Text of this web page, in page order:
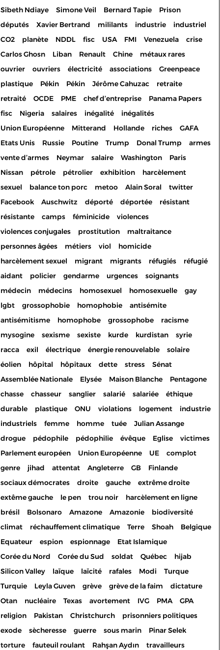
Sibeth Ndiaye
Simone Veil Bernard Tapie
Prison
députés
Xavier Bertrand mililants industrie
industriel
CO2
planète NDDL fisc USA FMI Venezuela
crise
Carlos Ghosn
Liban Renault Chine
métaux rares
ouvrier
ouvriers électricité associations
Greenpeace
plastique
Pékin Pékin Jérôme Cahuzac
retraite
retraité
OCDE PME chef d’entreprise
Panama Papers
fisc
Nigeria salaires inégalité
inégalités
Union Européenne
Mitterand Hollande riches
GAFA
Etats Unis
Russie Poutine Trump Donal Trump
armes
vente d’armes
Neymar salaire Washington
Paris
Nissan
pétrole pétrolier exhibition
harcèlement
sexuel
balance ton porc metoo Alain Soral
twitter
Facebook
Auschwitz déporté déportée
résistant
résistante
camps féminicide
violences
violences conjugales
prostitution
maltraitance
personnes âgées
métiers viol
homicide
harcèlement sexuel
migrant migrants réfugiés
réfugié
aidant
policier gendarme urgences
soignants
médecin
médecins homosexuel homosexuelle
gay
lgbt
grossophobie homophobie
antisémite
antisémitisme
homophobe grossophobe
racisme
mysogine
sexisme sexiste kurde kurdistan
syrie
racca
exil électrique énergie renouvelable
solaire
éolien
hôpital hôpitaux dette stress
Sénat
Assemblée Nationale
Elysée Maison Blanche
Pentagone
chasse
chasseur sanglier salarié salariée
éthique
durable
plastique ONU violations logement
industrie
industriels
femme homme tuée
Julian Assange
drogue
pédophile pédophilie évêque Eglise
victimes
Parlement européen
Union Européenne UE
complot
genre
jihad attentat Angleterre GB
Finlande
sociaux démocrates
droite gauche
extrême droite
extême gauche
le pen trou noir
harcèlement en ligne
brésil
Bolsonaro Amazone Amazonie
biodiversité
climat
réchauffement climatique Terre Shoah
Belgique
Equateur
espion espionnage
Etat Islamique
Corée du Nord
Corée du Sud soldat Québec
hijab
Silicon Valley
laïque laïcité rafales Modi
Turque
Turquie
Leyla Guven grève grève de la faim
dictature
Otan
nucléaire Texas avortement IVG PMA
GPA
religion
Pakistan Christchurch
prisonniers politiques
exode
sècheresse guerre sous marin
Pinar Selek
torture
fauteuil roulant Rahşan Aydın
travailleurs